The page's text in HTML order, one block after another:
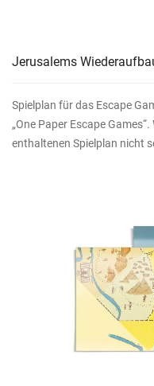
Jerusalems
Spielplan für das Escape
„One Paper Escape
enthaltenen Spielplan nicht